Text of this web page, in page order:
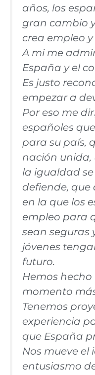
años, los
gran cambio
crea empleo
A mi me
España y el
Es justo
empezar a
Por eso me
españoles
para su país,
nación unida,
la igualdad
defiende,
en la que los
empleo para
sean seguras
jóvenes
futuro.
Hemos
momento
Tenemos
experiencia
que España
Nos mueve el
entusiasmo